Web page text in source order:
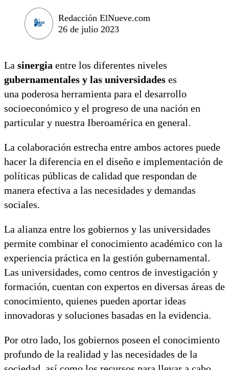
Redacción ElNueve.com
26 de julio 2023
La sinergia entre los diferentes niveles
gubernamentales y las universidades es
una poderosa herramienta para el desarrollo
socioeconómico y el progreso de una nación en
particular y nuestra Iberoamérica en general.
La colaboración estrecha entre ambos actores puede
hacer la diferencia en el diseño e implementación de
políticas públicas de calidad que respondan de
manera efectiva a las necesidades y demandas
sociales.
La alianza entre los gobiernos y las universidades
permite combinar el conocimiento académico con la
experiencia práctica en la gestión gubernamental.
Las universidades, como centros de investigación y
formación, cuentan con expertos en diversas áreas de
conocimiento, quienes pueden aportar ideas
innovadoras y soluciones basadas en la evidencia.
Por otro lado, los gobiernos poseen el conocimiento
profundo de la realidad y las necesidades de la